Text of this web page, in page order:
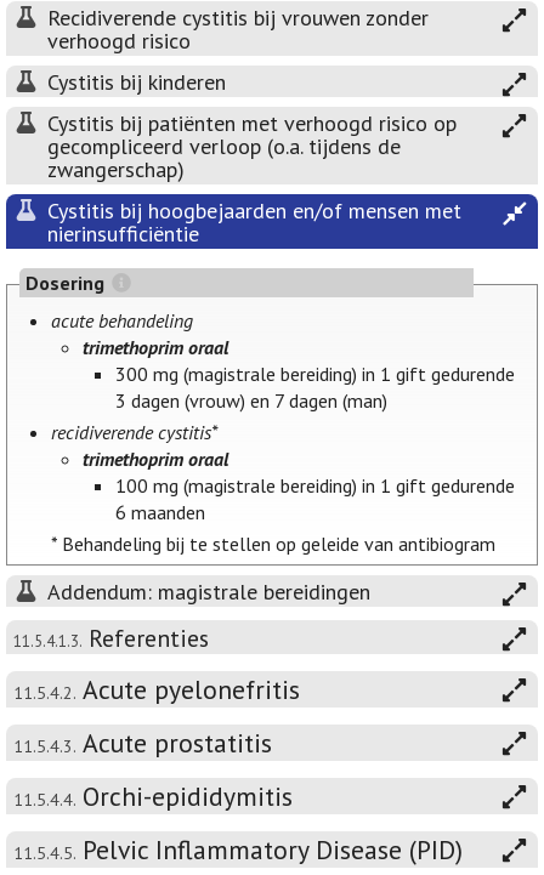
Recidiverende cystitis bij vrouwen zonder
verhoogd risico
Cystitis bij kinderen
Cystitis bij patiënten met verhoogd risico op
gecompliceerd verloop (o.a. tijdens de
zwangerschap)
Cystitis bij hoogbejaarden en/of mensen met
nierinsufficiëntie
Dosering
acute behandeling
trimethoprim oraal
300 mg (magistrale bereiding) in 1 gift gedurende
3 dagen (vrouw) en 7 dagen (man)
recidiverende cystitis*
trimethoprim oraal
100 mg (magistrale bereiding) in 1 gift gedurende
6 maanden
* Behandeling bij te stellen op geleide van antibiogram
Addendum: magistrale bereidingen
11.5.4.1.3. Referenties
11.5.4.2. Acute pyelonefritis
11.5.4.3. Acute prostatitis
11.5.4.4. Orchi-epididymitis
11.5.4.5. Pelvic Inflammatory Disease (PID)